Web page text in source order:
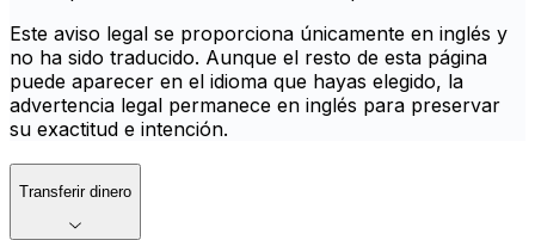
Este aviso legal se proporciona únicamente en inglés y
no ha sido traducido. Aunque el resto de esta página
puede aparecer en el idioma que hayas elegido, la
advertencia legal permanece en inglés para preservar
su exactitud e intención.
Transferir dinero